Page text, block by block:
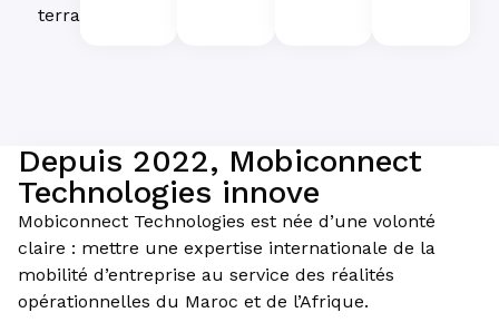
terrain.
Depuis 2022, Mobiconnect
Technologies innove
Mobiconnect Technologies est née d’une volonté
claire : mettre une expertise internationale de la
mobilité d’entreprise au service des réalités
opérationnelles du Maroc et de l’Afrique.